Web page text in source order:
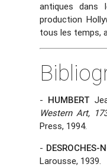
antiques dans
production
tous les temps,
- HUMBERT
Western Art,
Press, 1994.
- DESROCHES-
Larousse, 1939.